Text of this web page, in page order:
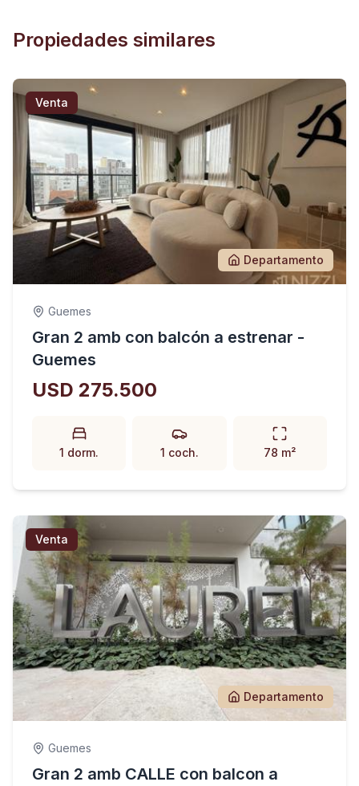
Propiedades similares
Venta
Departamento
Guemes
Gran 2 amb con balcón a estrenar -
Guemes
USD 275.500
1 dorm. 1 coch. 78 m²
Venta
Departamento
Guemes
Gran 2 amb CALLE con balcon a